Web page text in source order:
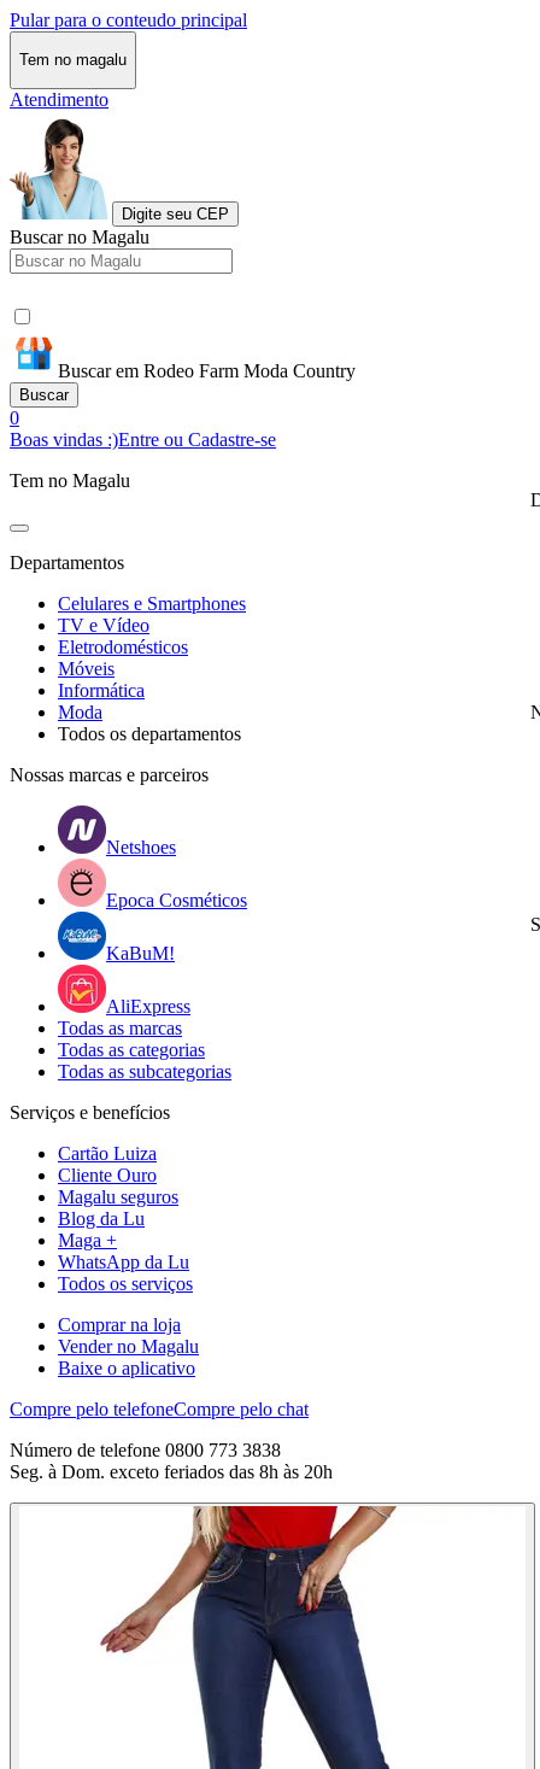
Pular para o conteudo principal
Tem no magalu
Atendimento
Digite seu CEP
Buscar no Magalu
Buscar em Rodeo Farm Moda Country
Buscar
0
Boas vindas :)Entre ou Cadastre-se
Tem no Magalu
Departamentos
Celulares e Smartphones
TV e Vídeo
Eletrodomésticos
Móveis
Informática
Moda
Todos os departamentos
Nossas marcas e parceiros
Netshoes
Epoca Cosméticos
KaBuM!
AliExpress
Todas as marcas
Todas as categorias
Todas as subcategorias
Serviços e benefícios
Cartão Luiza
Cliente Ouro
Magalu seguros
Blog da Lu
Maga +
WhatsApp da Lu
Todos os serviços
Comprar na loja
Vender no Magalu
Baixe o aplicativo
Compre pelo telefoneCompre pelo chat
Número de telefone 0800 773 3838
Seg. à Dom. exceto feriados das 8h às 20h